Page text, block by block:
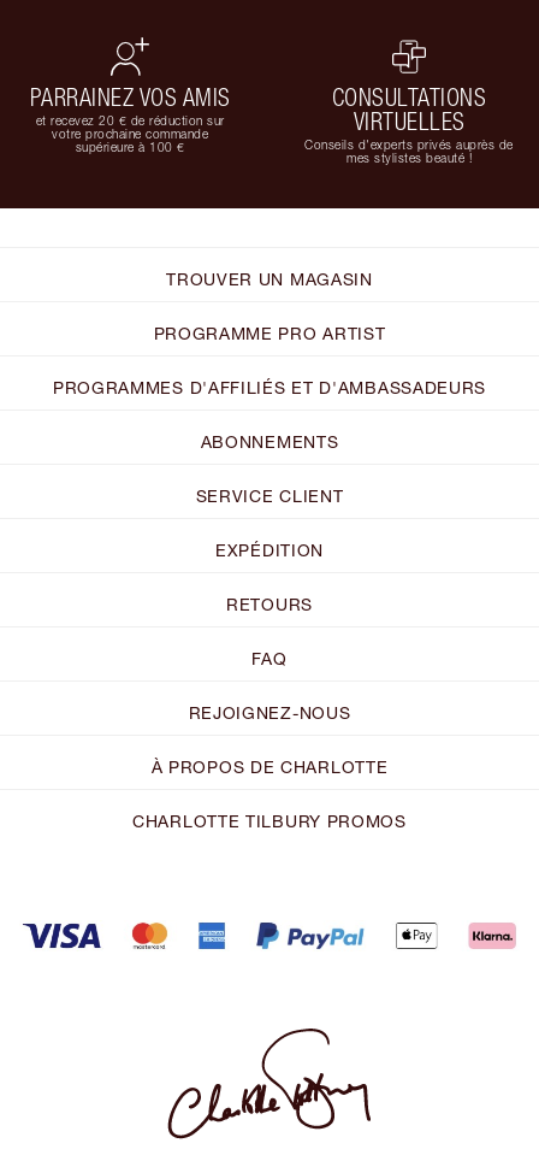
PARRAINEZ VOS AMIS
et recevez 20 € de réduction sur
votre prochaine commande
supérieure à 100 €
CONSULTATIONS
VIRTUELLES
Conseils d'experts privés auprès de
mes stylistes beauté !
TROUVER UN MAGASIN
PROGRAMME PRO ARTIST
PROGRAMMES D'AFFILIÉS ET D'AMBASSADEURS
ABONNEMENTS
SERVICE CLIENT
EXPÉDITION
RETOURS
FAQ
REJOIGNEZ-NOUS
À PROPOS DE CHARLOTTE
CHARLOTTE TILBURY PROMOS